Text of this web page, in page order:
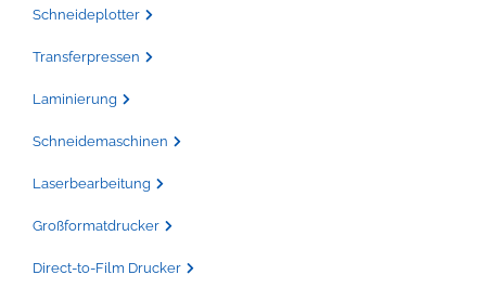
Schneideplotter
Transferpressen
Laminierung
Schneidemaschinen
Laserbearbeitung
Großformatdrucker
Direct-to-Film Drucker